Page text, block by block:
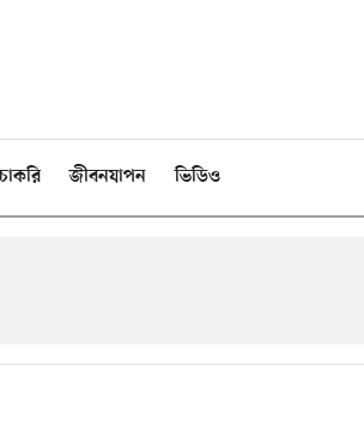
চাকরি জীবনযাপন ভিডিও